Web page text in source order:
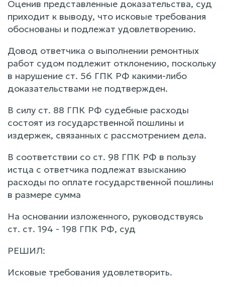
Оценив представленные доказательства, суд
приходит к выводу, что исковые требования
обоснованы и подлежат удовлетворению.
Довод ответчика о выполнении ремонтных
работ судом подлежит отклонению, поскольку
в нарушение ст. 56 ГПК РФ какими-либо
доказательствами не подтвержден.
В силу ст. 88 ГПК РФ судебные расходы
состоят из государственной пошлины и
издержек, связанных с рассмотрением дела.
В соответствии со ст. 98 ГПК РФ в пользу
истца с ответчика подлежат взысканию
расходы по оплате государственной пошлины
в размере сумма
На основании изложенного, руководствуясь
ст. ст. 194 - 198 ГПК РФ, суд
РЕШИЛ:
Исковые требования удовлетворить.